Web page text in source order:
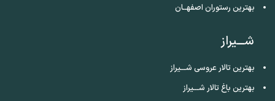
بهترین رستوران اصفهــان
شـــیراز
بهترین تالار عروسی شـــیراز
بهترین باغ تالار شـــیراز